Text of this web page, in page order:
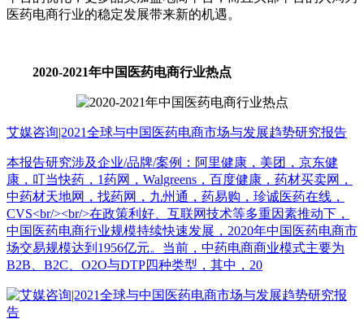
医药电商行业的稳定发展带来新的机遇。
2020-2021年中国医药电商行业热点
艾媒咨询|2021全球与中国医药电商市场与发展趋势研究报告
本报告研究涉及企业/品牌/案例：阿里健康，美团，京东健
康，叮当快药，1药网，Walgreens，百度健康，药材买卖网，
中药材天地网，找药网，九州通，药易购，珍诚医药在线，
CVS<br/><br/>在政策利好、互联网技术等多重因素推动下，
中国医药电商行业规模持续快速发展，2020年中国医药电商市
场交易规模达到1956亿元。当前，中药电商商业模式主要为
B2B、B2C、O2O与DTP四种类型，其中，20